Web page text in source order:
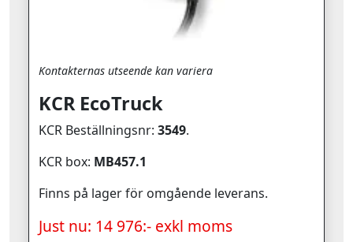
Kontakternas utseende kan variera
KCR EcoTruck
KCR Beställningsnr: 3549.
KCR box: MB457.1
Finns på lager för omgående leverans.
Just nu: 14 976:- exkl moms